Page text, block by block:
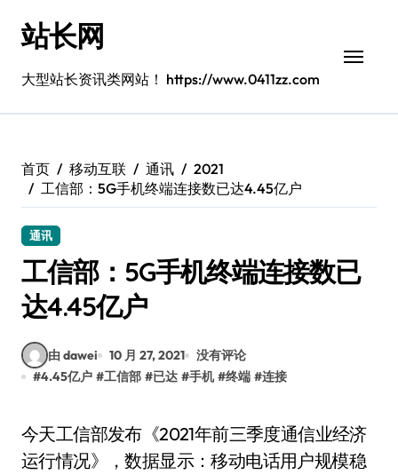
站长网
大型站长资讯类网站！ https://www.0411zz.com
首页 移动互联 通讯
2021
工信部：5G手机终端连接数已达4.45亿户
通讯
工信部：5G手机终端连接数已
达4.45亿户
由 dawei 10 月 27, 2021
没有评论
#4.45亿户 #工信部 #已达 #手机 #终端 #连接
今天工信部发布《2021年前三季度通信业经济
运行情况》，数据显示：移动电话用户规模稳